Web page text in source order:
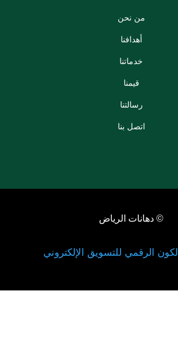
من نحن
أهدافنا
خدماتنا
قيمنا
رسالتنا
اتصل بنا
© دهانات الرياض
الكون الرقمي للتسويق الإلكتروني